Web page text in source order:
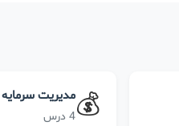
💰مدیریت سرمایه
4 درس